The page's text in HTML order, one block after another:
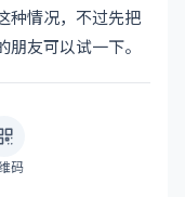
种情况，不过先把
友可以试一下。
码